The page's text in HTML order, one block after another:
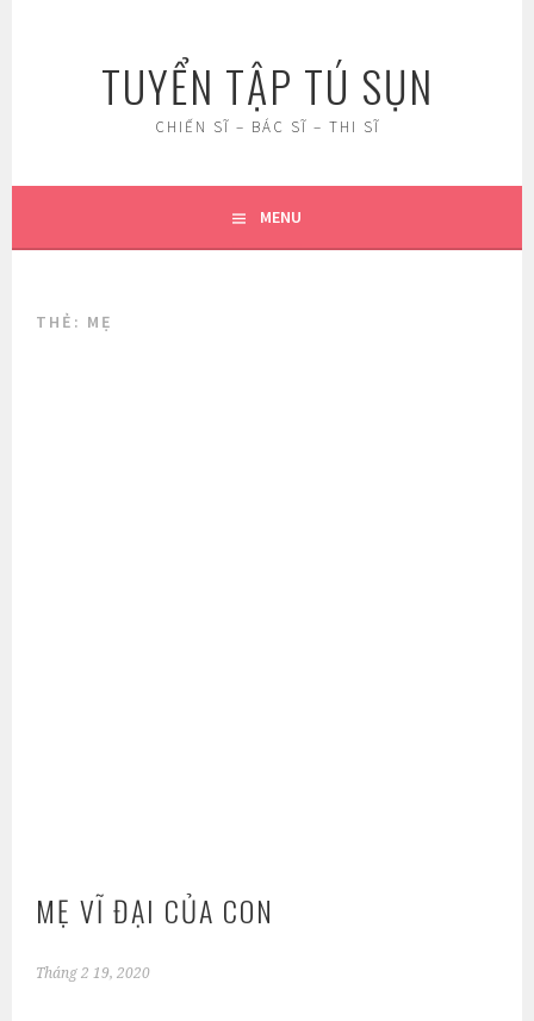
TUYỂN TẬP TÚ SỤN
CHIẾN SĨ – BÁC SĨ – THI SĨ
MENU
THẺ: MẸ
MẸ VĨ ĐẠI CỦA CON
Tháng 2 19, 2020